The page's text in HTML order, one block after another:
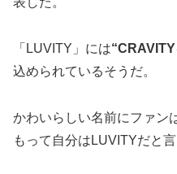
「LUVITY」には
込められているそうだ。
かわいらしい名前にファン
もって自分はLUVITYだと